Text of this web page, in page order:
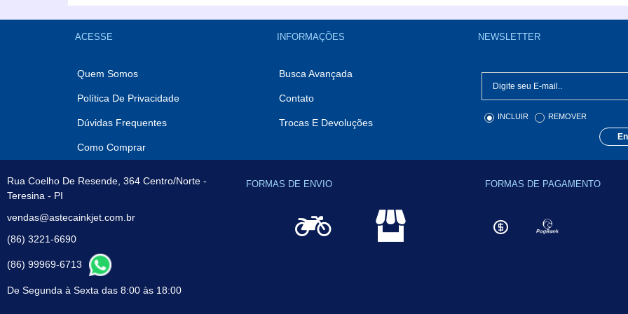
ACESSE
Quem Somos
Política De Privacidade
Dúvidas Frequentes
Como Comprar
INFORMAÇÕES
Busca Avançada
Contato
Trocas E Devoluções
NEWSLETTER
INCLUIR REMOVER
Rua Coelho De Resende, 364 Centro/Norte -
Teresina - PI
vendas@astecainkjet.com.br
(86) 3221-6690
(86) 99969-6713
De Segunda à Sexta das 8:00 às 18:00
FORMAS DE ENVIO FORMAS DE PAGAMENTO